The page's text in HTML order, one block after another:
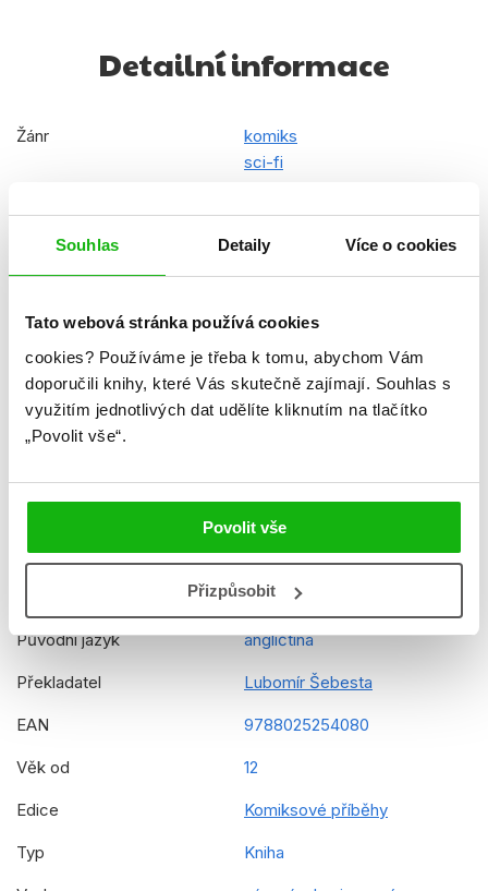
Souhlas Detaily Více o cookies
Tato webová stránka používá cookies
cookies? Používáme je třeba k tomu, abychom Vám
doporučili knihy, které Vás skutečně zajímají. Souhlas s
využitím jednotlivých dat udělíte kliknutím na tlačítko
„Povolit vše“.
Povolit vše
Přizpůsobit
Detailní informace
Žánr
komiks
sci-fi
Ke stažení Ukázka.pdf
Formát 170x260 mm
Hmotnost 0,54 kg
Jazyk čeština
Řady
Star Wars - Vrcholná republika
- komiks
Původní název
Star Wars - The High Republic
There Is No Fear
Původní jazyk angličtina
Překladatel Lubomír Šebesta
EAN 9788025254080
Věk od 12
Edice Komiksové příběhy
Typ Kniha